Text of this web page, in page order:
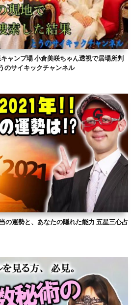
ャンプ場 小倉美咲ちゃん透視で居場所判
サイキックチャンネル
の運勢と、あなたの隠れた能力 五星三心占